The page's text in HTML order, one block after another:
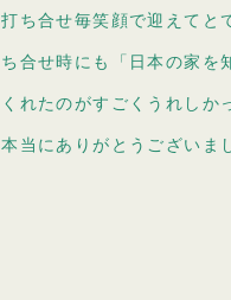
打ち合せ毎笑顔で迎えてと
ち合せ時にも「日本の家を
くれたのがすごくうれしか
本当にありがとうございま